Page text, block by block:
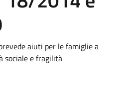
aiuti per le famiglie a
sociale e fragilità